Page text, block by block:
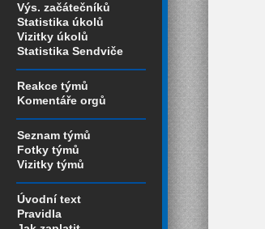
Výs. začátečníků
Statistika úkolů
Vizitky úkolů
Statistika Sendviče
Reakce týmů
Komentáře orgů
Seznam týmů
Fotky týmů
Vizitky týmů
Úvodní text
Pravidla